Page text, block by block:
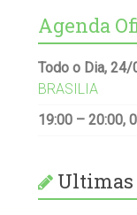
Agenda
Todo o Dia,24/
BRASILIA
19:00 – 20:00,
Ultimas